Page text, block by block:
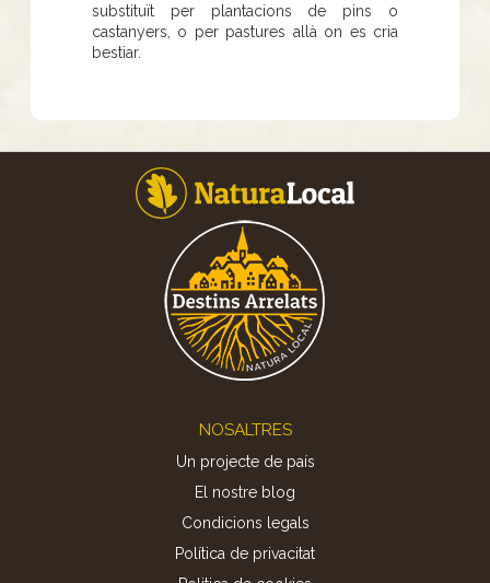
substituït per plantacions de pins o
castanyers, o per pastures allà on es cria
bestiar.
NOSALTRES
Un projecte de país
El nostre blog
Condicions legals
Política de privacitat